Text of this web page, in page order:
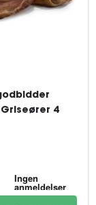
Griseører 4